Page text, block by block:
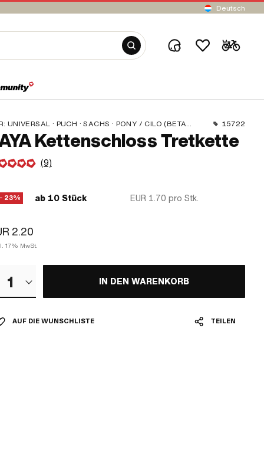
Deutsch
UNIVERSAL · PUCH · SACHS · PONY / CILO (BETA 521 & 512) · PIAGGIO · ZÜNDAPP BELMONDO · SOLEX · ALPA CHOPPER / TURBO · CILO 15722
Kettenschloss Tretkette
(9)
23% ab 10 Stück EUR 1.70 pro Stk.
2.20
17% MwSt.
1 IN DEN WARENKORB
AUF DIE WUNSCHLISTE TEILEN